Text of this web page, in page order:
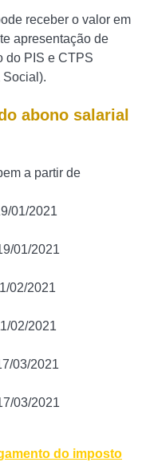
receber o valor em
apresentação de
do PIS e CTPS
Social).
abono salarial
a partir de
2021
2021
2021
2021
2021
2021
do imposto